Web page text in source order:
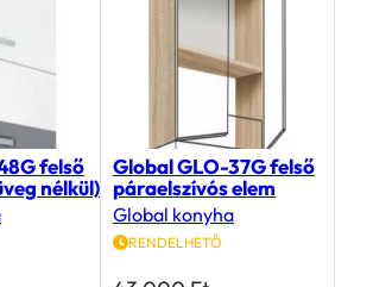
felső
nélkül)
Global GLO-37G felső
páraelszívós elem
Global konyha
RENDELHETŐ
43 000